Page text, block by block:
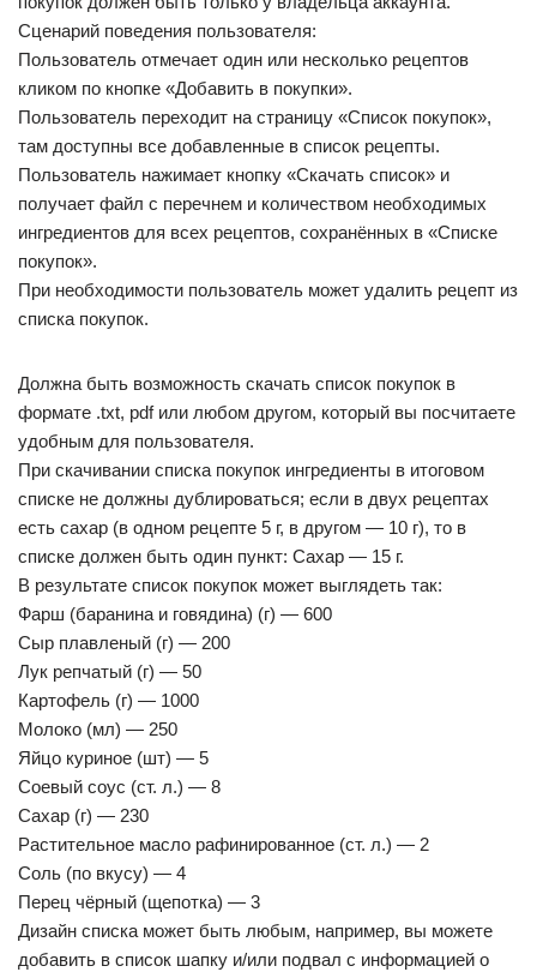
Сценарий поведения пользователя:
Пользователь отмечает один или несколько рецептов
кликом по кнопке «Добавить в покупки».
Пользователь переходит на страницу «Список покупок»,
там доступны все добавленные в список рецепты.
Пользователь нажимает кнопку «Скачать список» и
получает файл с перечнем и количеством необходимых
ингредиентов для всех рецептов, сохранённых в «Списке
покупок».
При необходимости пользователь может удалить рецепт из
списка покупок.
Должна быть возможность скачать список покупок в
формате .txt, pdf или любом другом, который вы посчитаете
удобным для пользователя.
При скачивании списка покупок ингредиенты в итоговом
списке не должны дублироваться; если в двух рецептах
есть сахар (в одном рецепте 5 г, в другом — 10 г), то в
списке должен быть один пункт: Сахар — 15 г.
В результате список покупок может выглядеть так:
Фарш (баранина и говядина) (г) — 600
Сыр плавленый (г) — 200
Лук репчатый (г) — 50
Картофель (г) — 1000
Молоко (мл) — 250
Яйцо куриное (шт) — 5
Соевый соус (ст. л.) — 8
Сахар (г) — 230
Растительное масло рафинированное (ст. л.) — 2
Соль (по вкусу) — 4
Перец чёрный (щепотка) — 3
Дизайн списка может быть любым, например, вы можете
добавить в список шапку и/или подвал с информацией о